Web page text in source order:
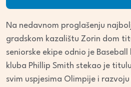
Na nedavnom proglašenju
gradskom kazalištu Zorin dom
seniorske ekipe odnio je
kluba Phillip Smith stekao je
svim uspjesima Olimpije i